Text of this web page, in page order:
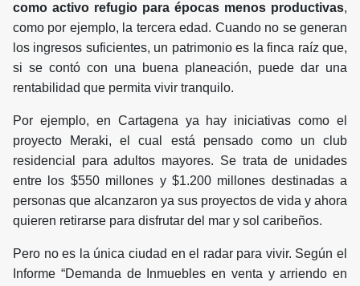
como activo refugio para épocas menos productivas,
como por ejemplo, la tercera edad. Cuando no se generan
los ingresos suficientes, un patrimonio es la finca raíz que,
si se contó con una buena planeación, puede dar una
rentabilidad que permita vivir tranquilo.
Por ejemplo, en Cartagena ya hay iniciativas como el
proyecto Meraki, el cual está pensado como un club
residencial para adultos mayores. Se trata de unidades
entre los $550 millones y $1.200 millones destinadas a
personas que alcanzaron ya sus proyectos de vida y ahora
quieren retirarse para disfrutar del mar y sol caribeños.
Pero no es la única ciudad en el radar para vivir. Según el
Informe “Demanda de Inmuebles en venta y arriendo en